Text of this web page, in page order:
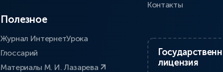
Полезное
Журнал ИнтернетУрока
Глоссарий
Материалы М. И. Лазарева
Контакты
лицензия